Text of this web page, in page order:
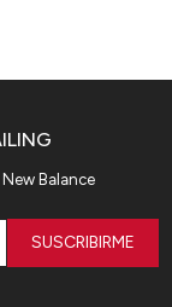
Balance
SUSCRIBIRME